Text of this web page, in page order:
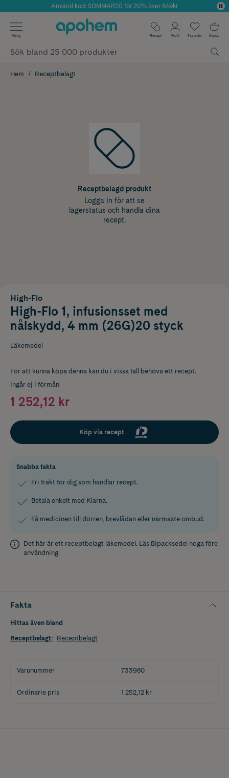
Årets Butik 2025 inom Skönhet
Använd kod: SOMMAR20 för 20% över 649kr
✓ Fri frakt
✓ Poäng på alla köp*
Meny Recept Profil Favoriter Kassa
Hem Receptbelagt
Receptbelagd produkt
Logga in för att se
lagerstatus och handla dina
recept.
High-Flo
High-Flo 1, infusionsset med
nålskydd, 4 mm (26G)20 styck
Läkemedel
För att kunna köpa denna kan du i vissa fall behöva ett recept.
Ingår ej i förmån
1 252,12 kr
Köp via recept
Snabba fakta
Fri frakt för dig som handlar recept.
Betala enkelt med Klarna.
Få medicinen till dörren, brevlådan eller närmaste ombud.
Det här är ett receptbelagt läkemedel. Läs Bipacksedel noga före
användning.
Fakta
Hittas även bland
Receptbelagt: Receptbelagt
Varunummer 733980
Ordinarie pris 1 252,12 kr